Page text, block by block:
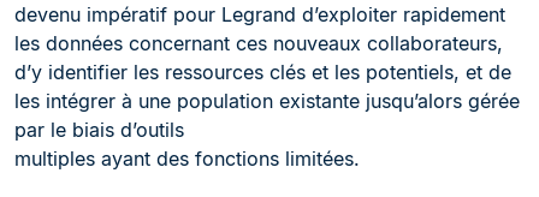
devenu impératif pour Legrand d’exploiter rapidement
les données concernant ces nouveaux collaborateurs,
d’y identifier les ressources clés et les potentiels, et de
les intégrer à une population existante jusqu’alors gérée
par le biais d’outils
multiples ayant des fonctions limitées.